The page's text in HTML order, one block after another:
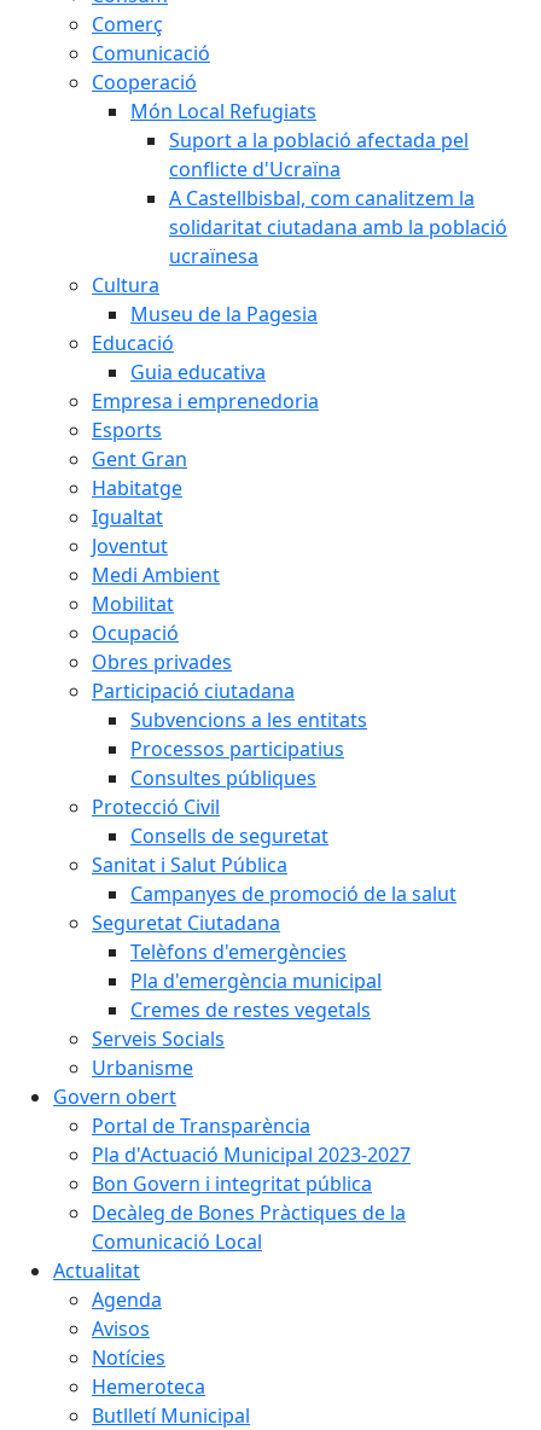
Comerç
Comunicació
Cooperació
Món Local Refugiats
Suport a la població afectada pel
conflicte d'Ucraïna
A Castellbisbal, com canalitzem la
solidaritat ciutadana amb la població
ucraïnesa
Cultura
Museu de la Pagesia
Educació
Guia educativa
Empresa i emprenedoria
Esports
Gent Gran
Habitatge
Igualtat
Joventut
Medi Ambient
Mobilitat
Ocupació
Obres privades
Participació ciutadana
Subvencions a les entitats
Processos participatius
Consultes públiques
Protecció Civil
Consells de seguretat
Sanitat i Salut Pública
Campanyes de promoció de la salut
Seguretat Ciutadana
Telèfons d'emergències
Pla d'emergència municipal
Cremes de restes vegetals
Serveis Socials
Urbanisme
Govern obert
Portal de Transparència
Pla d'Actuació Municipal 2023-2027
Bon Govern i integritat pública
Decàleg de Bones Pràctiques de la
Comunicació Local
Actualitat
Agenda
Avisos
Notícies
Hemeroteca
Butlletí Municipal